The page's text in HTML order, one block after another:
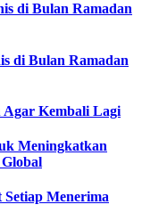
di Bulan Ramadan
di Bulan Ramadan
Agar Kembali Lagi
Meningkatkan
Setiap Menerima